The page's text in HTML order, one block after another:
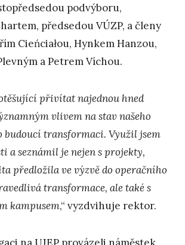
podvýboru,
předsedou VÚZP, a členy
Cieńciałou, Hynkem Hanzou,
a Petrem Víchou.
přivítat najednou hned
vlivem na stav našeho
budoucí transformaci. Využil jsem
a seznámil je nejen s projekty,
předložila ve výzvě do operačního
transformace, ale také s
kampusem,“ vyzdvihuje rektor.